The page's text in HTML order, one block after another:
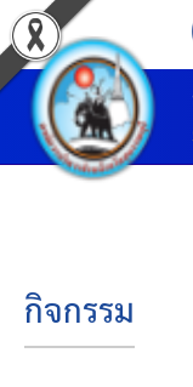
หน้าแรก
ประวัติ อบจ
โครงสร้างอง
กิจกรรม